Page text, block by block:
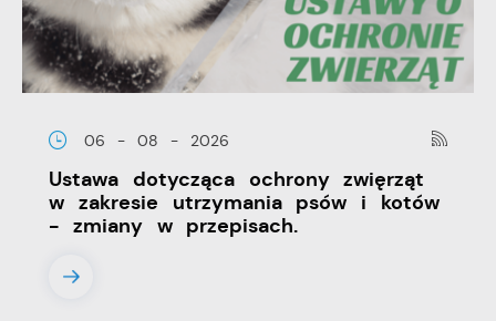
06 - 08 - 2026
Ustawa dotycząca ochrony zwięrząt
w zakresie utrzymania psów i kotów
- zmiany w przepisach.